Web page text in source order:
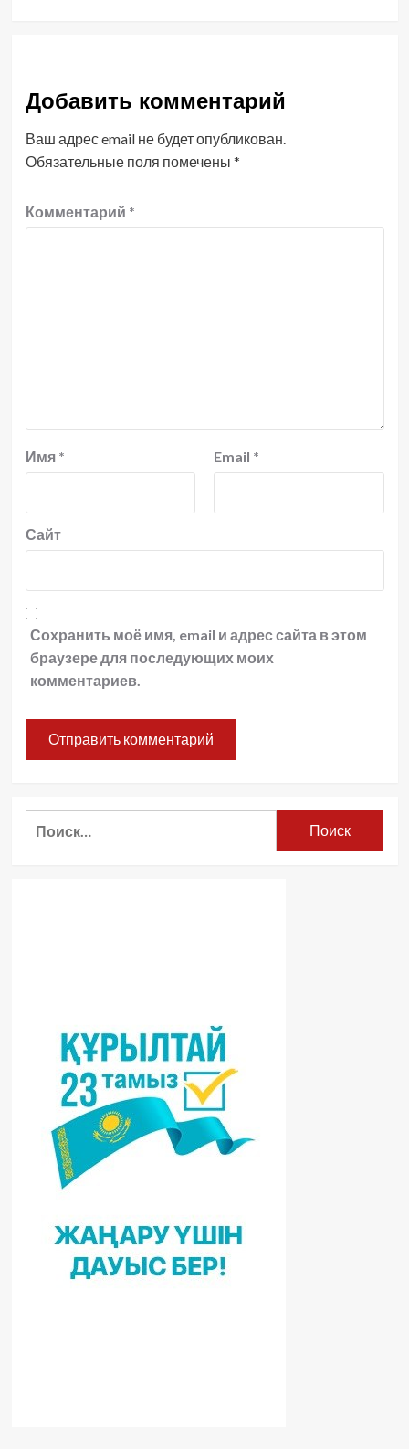
Добавить комментарий
Ваш адрес email не будет опубликован.
Обязательные поля помечены *
Комментарий *
Имя * Email *
Сайт
Сохранить моё имя, email и адрес сайта в этом
браузере для последующих моих
комментариев.